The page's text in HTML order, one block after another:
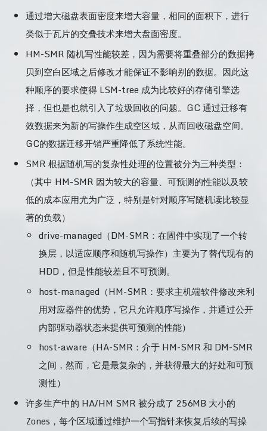
通过增大磁盘表面密度来增大容量，相同的面积下，进行
类似于瓦片的交叠技术来增大盘面密度。
HM-SMR 随机写性能较差，因为需要将重叠部分的数据拷
贝到空白区域之后修改才能保证不影响别的数据。因此这
种顺序的要求使得 LSM-tree 成为比较好的存储引擎选
择，但也是也就引入了垃圾回收的问题。GC 通过迁移有
效数据来为新的写操作生成空区域，从而回收磁盘空间。
GC的数据迁移开销严重降低了系统性能。
SMR 根据随机写的复杂性处理的位置被分为三种类型：
（其中 HM-SMR 因为较大的容量、可预测的性能以及较
低的成本应用尤为广泛，特别是针对顺序写随机读比较显
著的负载）
drive-managed（DM-SMR：在固件中实现了一个转
换层，以适应顺序和随机写操作）主要为了替代现有的
HDD，但是性能较差且不可预测。
host-managed（HM-SMR：要求主机端软件修改来利
用对应器件的优势，它只允许顺序写操作，并通过公开
内部驱动器状态来提供可预测的性能）
host-aware（HA-SMR：介于 HM-SMR 和 DM-SMR
之间，然而，它是最复杂的，并获得最大的好处和可预
测性）
许多生产中的 HA/HM SMR 被分成了 256MB 大小的
Zones，每个区域通过维护一个写指针来恢复后续的写操